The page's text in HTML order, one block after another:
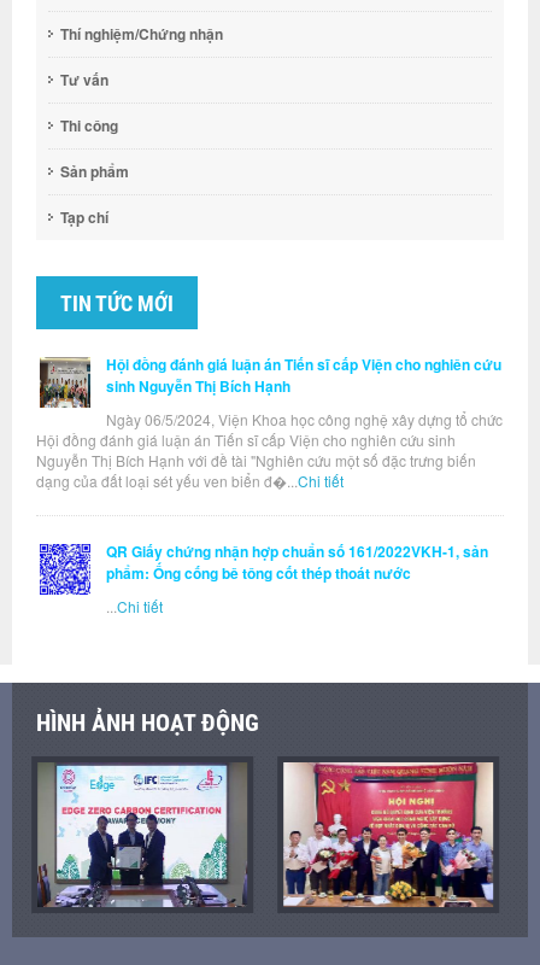
Thí nghiệm/Chứng nhận
Tư vấn
Thi công
Sản phẩm
Tạp chí
TIN TỨC MỚI
Hội đồng đánh giá luận án Tiến sĩ cấp Viện cho nghiên cứu
sinh Nguyễn Thị Bích Hạnh
Ngày 06/5/2024, Viện Khoa học công nghệ xây dựng tổ chức
Hội đồng đánh giá luận án Tiến sĩ cấp Viện cho nghiên cứu sinh
Nguyễn Thị Bích Hạnh với đề tài "Nghiên cứu một số đặc trưng biến
dạng của đất loại sét yếu ven biển đ�... Chi tiết
QR Giấy chứng nhận hợp chuẩn số 161/2022VKH-1, sản
phẩm: Ống cống bê tông cốt thép thoát nước
Chi tiết
HÌNH ẢNH HOẠT ĐỘNG